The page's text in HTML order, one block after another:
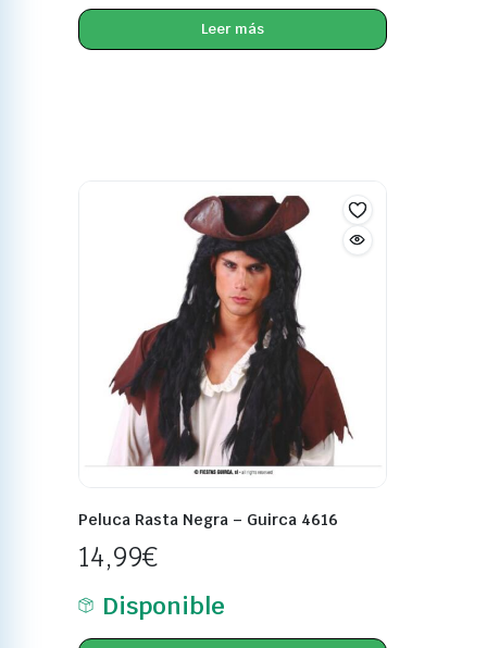
Leer más
Peluca Rasta Negra – Guirca 4616
14,99€
Disponible